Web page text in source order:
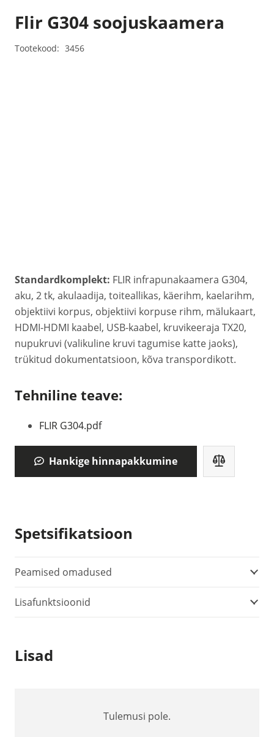
Flir G304 soojuskaamera
Tootekood: 3456
Standardkomplekt: FLIR infrapunakaamera G304,
aku, 2 tk, akulaadija, toiteallikas, käerihm, kaelarihm,
objektiivi korpus, objektiivi korpuse rihm, mälukaart,
HDMI-HDMI kaabel, USB-kaabel, kruvikeeraja TX20,
nupukruvi (valikuline kruvi tagumise katte jaoks),
trükitud dokumentatsioon, kõva transpordikott.
Tehniline teave:
FLIR G304.pdf
Hankige hinnapakkumine
Spetsifikatsioon
Peamised omadused
Lisafunktsioonid
Lisad
Tulemusi pole.